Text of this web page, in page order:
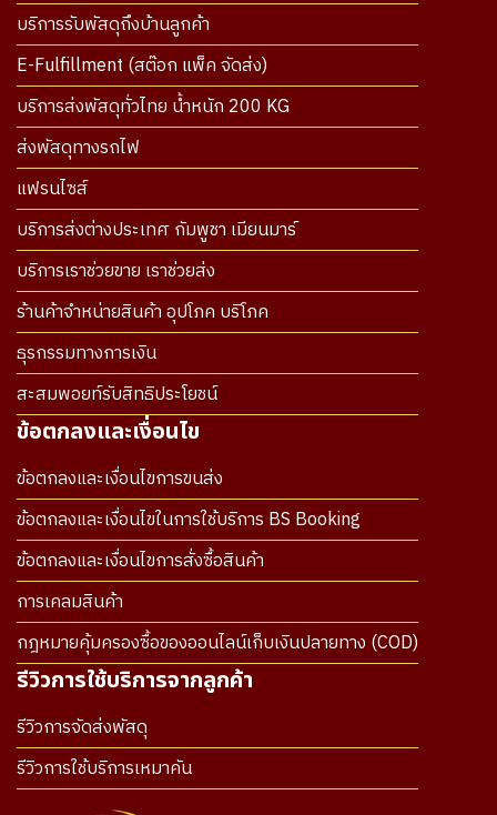
บริการรับพัสดุถึงบ้านลูกค้า
E-Fulfillment (สต๊อก แพ็ค จัดส่ง)
บริการส่งพัสดุทั่วไทย น้ำหนัก 200 KG
ส่งพัสดุทางรถไฟ
แฟรนไซส์
บริการส่งต่างประเทศ กัมพูชา เมียนมาร์
บริการเราช่วยขาย เราช่วยส่ง
ร้านค้าจำหน่ายสินค้า อุปโภค บริโภค
ธุรกรรมทางการเงิน
สะสมพอยท์รับสิทธิประโยชน์
ข้อตกลงและเงื่อนไข
ข้อตกลงและเงื่อนไขการขนส่ง
ข้อตกลงและเงื่อนไขในการใช้บริการ BS Booking
ข้อตกลงและเงื่อนไขการสั่งซื้อสินค้า
การเคลมสินค้า
กฎหมายคุ้มครองซื้อของออนไลน์เก็บเงินปลายทาง (COD)
รีวิวการใช้บริการจากลูกค้า
รีวิวการจัดส่งพัสดุ
รีวิวการใช้บริการเหมาคัน